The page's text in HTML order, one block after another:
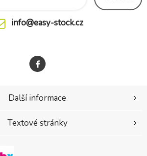
info@easy-stock.cz
Další informace
Textové stránky